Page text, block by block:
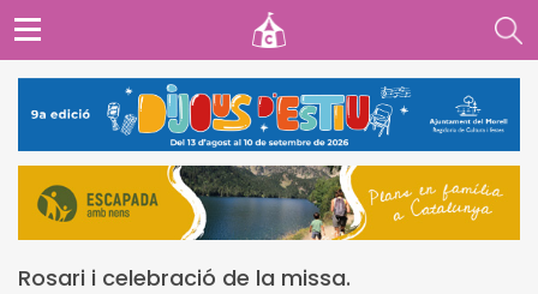
Rosari i celebració de la missa.